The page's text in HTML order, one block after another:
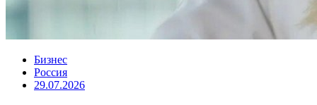
Бизнес
Россия
29.07.2026